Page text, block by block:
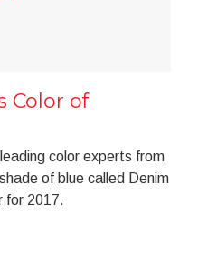
Color of
color experts from
of blue called Denim
for 2017.